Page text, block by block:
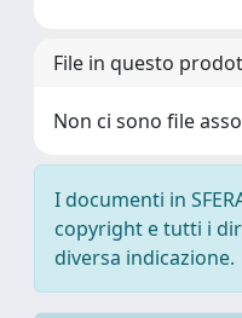
File in questo
Non ci sono file
I documenti in
copyright e tutti i
diversa indicazione.